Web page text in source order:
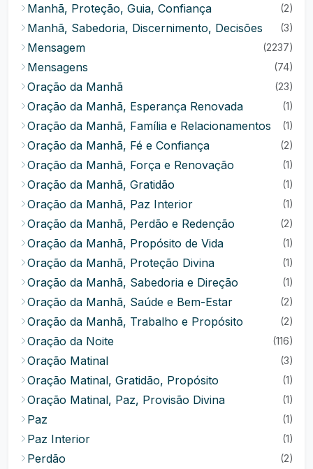
Manhã, Proteção, Guia, Confiança (2)
Manhã, Sabedoria, Discernimento, Decisões (3)
Mensagem (2237)
Mensagens (74)
Oração da Manhã (23)
Oração da Manhã, Esperança Renovada (1)
Oração da Manhã, Família e Relacionamentos (1)
Oração da Manhã, Fé e Confiança (2)
Oração da Manhã, Força e Renovação (1)
Oração da Manhã, Gratidão (1)
Oração da Manhã, Paz Interior (1)
Oração da Manhã, Perdão e Redenção (2)
Oração da Manhã, Propósito de Vida (1)
Oração da Manhã, Proteção Divina (1)
Oração da Manhã, Sabedoria e Direção (1)
Oração da Manhã, Saúde e Bem-Estar (2)
Oração da Manhã, Trabalho e Propósito (2)
Oração da Noite (116)
Oração Matinal (3)
Oração Matinal, Gratidão, Propósito (1)
Oração Matinal, Paz, Provisão Divina (1)
Paz (1)
Paz Interior (1)
Perdão (2)